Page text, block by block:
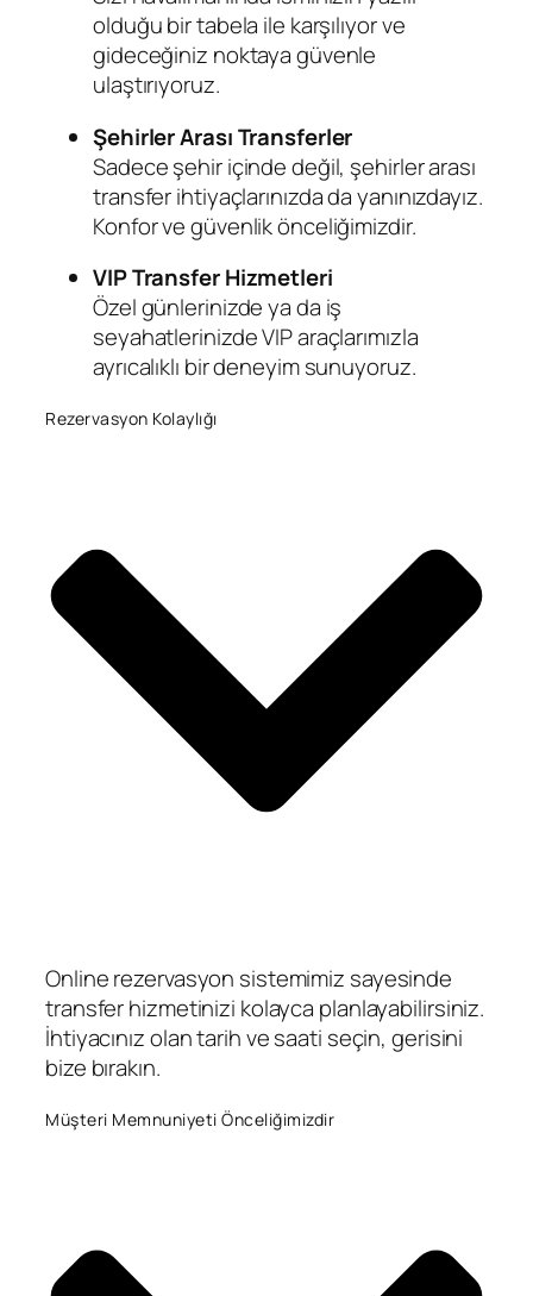
olduğu bir tabela ile karşılıyor ve
gideceğiniz noktaya güvenle
ulaştırıyoruz.
Şehirler Arası Transferler
Sadece şehir içinde değil, şehirler arası
transfer ihtiyaçlarınızda da yanınızdayız.
Konfor ve güvenlik önceliğimizdir.
VIP Transfer Hizmetleri
Özel günlerinizde ya da iş
seyahatlerinizde VIP araçlarımızla
ayrıcalıklı bir deneyim sunuyoruz.
Rezervasyon Kolaylığı
Online rezervasyon sistemimiz sayesinde
transfer hizmetinizi kolayca planlayabilirsiniz.
İhtiyacınız olan tarih ve saati seçin, gerisini
bize bırakın.
Müşteri Memnuniyeti Önceliğimizdir